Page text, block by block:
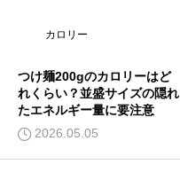
カロリー
つけ麺200gのカロリーはど
れくらい？並盛サイズの隠れ
たエネルギー量に要注意
2026.05.05